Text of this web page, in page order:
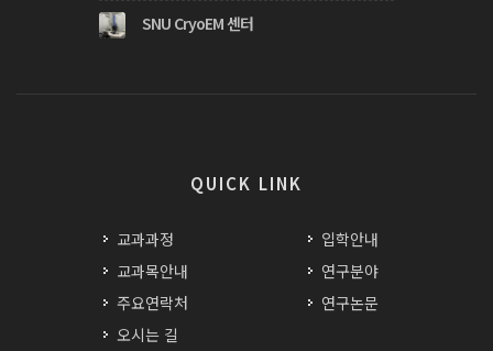
SNU CryoEM 센터
QUICK LINK
교과과정
교과목안내
주요연락처
오시는 길
입학안내
연구분야
연구논문